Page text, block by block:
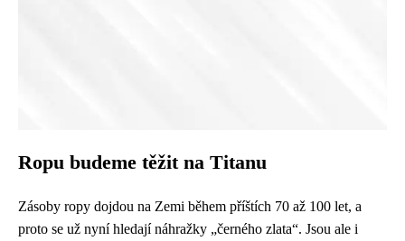
Ropu budeme těžit na Titanu
Zásoby ropy dojdou na Zemi během příštích 70 až 100 let, a
proto se už nyní hledají náhražky „černého zlata“. Jsou ale i